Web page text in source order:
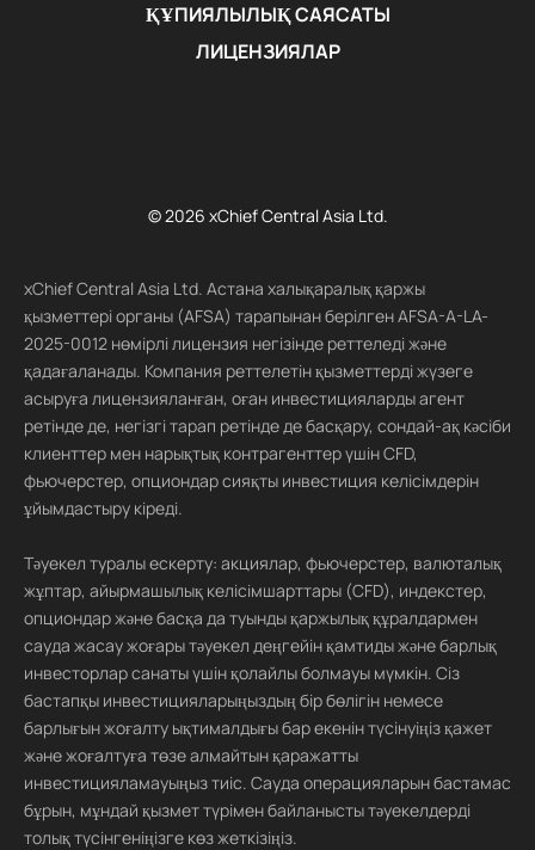
ҚҰПИЯЛЫЛЫҚ САЯСАТЫ
ЛИЦЕНЗИЯЛАР
© 2026 xChief Central Asia Ltd.
xChief Central Asia Ltd. Астана халықаралық қаржы
қызметтері органы (AFSA) тарапынан берілген AFSA-A-LA-
2025-0012 нөмірлі лицензия негізінде реттеледі және
қадағаланады. Компания реттелетін қызметтерді жүзеге
асыруға лицензияланған, оған инвестицияларды агент
ретінде де, негізгі тарап ретінде де басқару, сондай-ақ кәсіби
клиенттер мен нарықтық контрагенттер үшін CFD,
фьючерстер, опциондар сияқты инвестиция келісімдерін
ұйымдастыру кіреді.
Тәуекел туралы ескерту: акциялар, фьючерстер, валюталық
жұптар, айырмашылық келісімшарттары (CFD), индекстер,
опциондар және басқа да туынды қаржылық құралдармен
сауда жасау жоғары тәуекел деңгейін қамтиды және барлық
инвесторлар санаты үшін қолайлы болмауы мүмкін. Сіз
бастапқы инвестицияларыңыздың бір бөлігін немесе
барлығын жоғалту ықтималдығы бар екенін түсінуіңіз қажет
және жоғалтуға төзе алмайтын қаражатты
инвестицияламауыңыз тиіс. Сауда операцияларын бастамас
бұрын, мұндай қызмет түрімен байланысты тәуекелдерді
толық түсінгеніңізге көз жеткізіңіз.